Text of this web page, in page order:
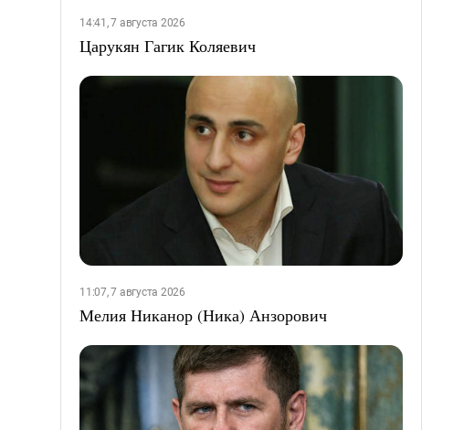
14:41, 7 августа 2026
Царукян Гагик Коляевич
11:07, 7 августа 2026
Мелия Никанор (Ника) Анзорович